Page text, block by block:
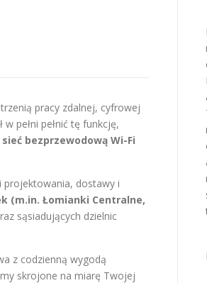
pracy zdalnej, cyfrowej
pełni pełnić tę funkcję,
bezprzewodową Wi-Fi
projektowania, dostawy i
(m.in. Łomianki Centralne,
sąsiadujących dzielnic
z codzienną wygodą
skrojone na miarę Twojej